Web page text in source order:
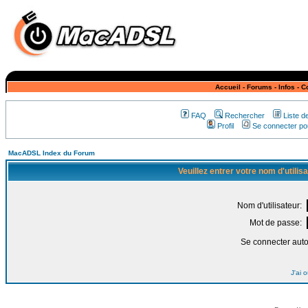
Accueil - Forums - Infos -
FAQ Rechercher
Liste
Profil
Se connecter
MacADSL Index du Forum
Veuillez entrer votre nom
Nom d'utilisateur:
Mot de passe:
Se connecter
J'ai